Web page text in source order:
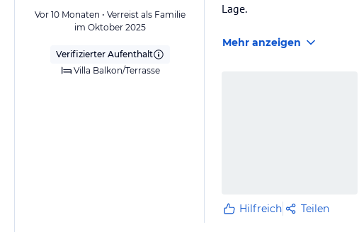
Vor 10 Monaten • Verreist als Familie
im Oktober 2025
Verifizierter Aufenthalt
Villa Balkon/Terrasse
Lage.
Mehr anzeigen
Hilfreich Teilen